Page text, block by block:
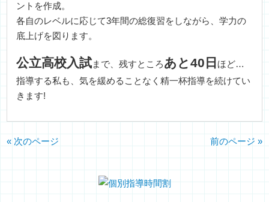
ントを作成。
各自のレベルに応じて3年間の総復習をしながら、学力の
底上げを図ります。
公立高校入試まで、残すところあと40日ほど…
指導する私も、気を緩めることなく精一杯指導を続けてい
きます!
« 次のページ 前のページ »